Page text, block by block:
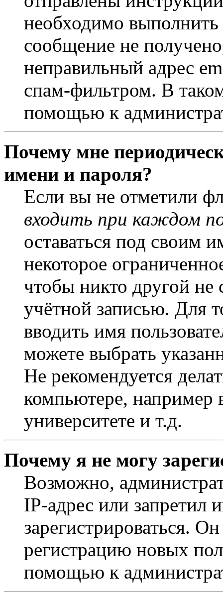
необходимо
сообщение не
неправильный адрес
спам-фильтром. В
помощью к
Почему мне
имени и пароля?
Если вы не отметили
входить при каждом
оставаться под своим
некоторое
чтобы никто другой не
учётной записью. Для
вводить имя
можете выбрать
Не рекомендуется
компьютере, например
университете и т.д.
Почему я не могу
Возможно,
IP-адрес или запретил
зарегистрироваться.
регистрацию новых
помощью к